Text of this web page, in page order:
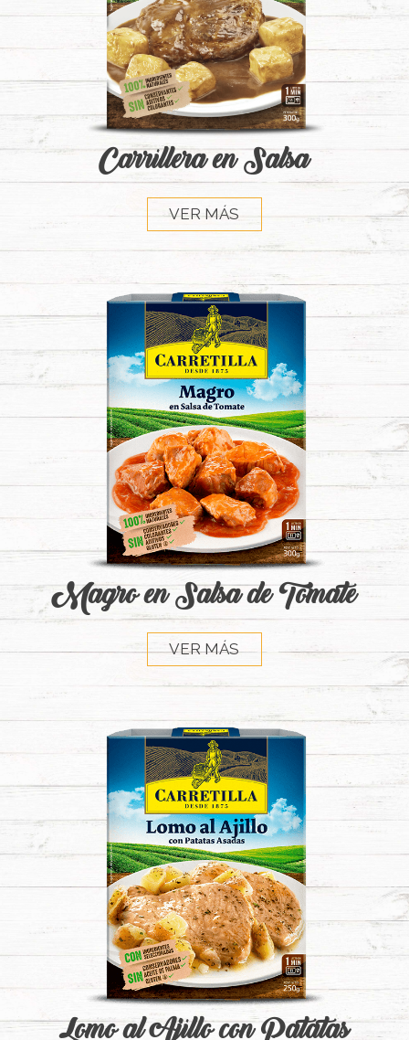
Carrillera en Salsa
VER MÁS
Magro en Salsa de Tomate
VER MÁS